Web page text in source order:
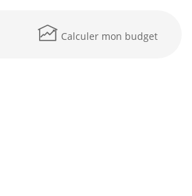
Calculer mon budget